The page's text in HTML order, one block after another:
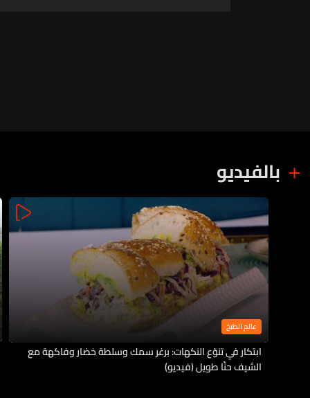
بالفيديو
عالم الطبخ
ابتكار في تنوّع النكهات: برغر سمك وسلطة خضار وفاكهة مع
الشيف حنّا طويل (فيديو)